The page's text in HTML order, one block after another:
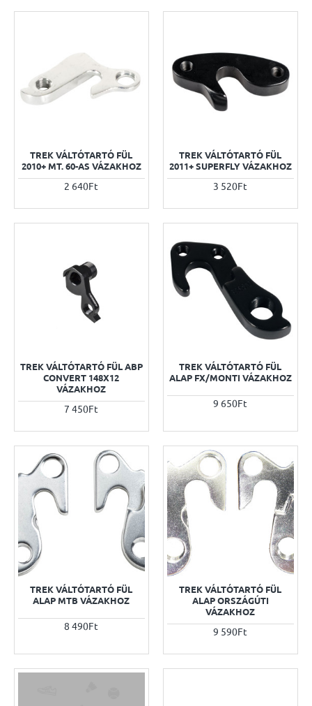
TREK VÁLTÓTARTÓ FÜL
2010+ MT. 60-AS VÁZAKHOZ
2 640Ft
TREK VÁLTÓTARTÓ FÜL
2011+ SUPERFLY VÁZAKHOZ
3 520Ft
TREK VÁLTÓTARTÓ FÜL ABP
CONVERT 148X12
VÁZAKHOZ
7 450Ft
TREK VÁLTÓTARTÓ FÜL
ALAP FX/MONTI VÁZAKHOZ
9 650Ft
TREK VÁLTÓTARTÓ FÜL
ALAP MTB VÁZAKHOZ
8 490Ft
TREK VÁLTÓTARTÓ FÜL
ALAP ORSZÁGÚTI
VÁZAKHOZ
9 590Ft